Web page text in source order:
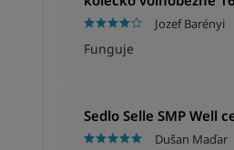
Jozef Barényi
Funguje
Dušan Maďar